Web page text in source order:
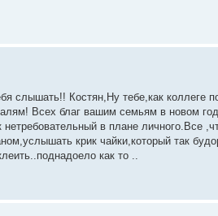
слышать!! Костян,Ну тебе,как коллеге
Всех благ вашим семьям в новом
в плане личного.Все
крик чайки,который так
как то ..